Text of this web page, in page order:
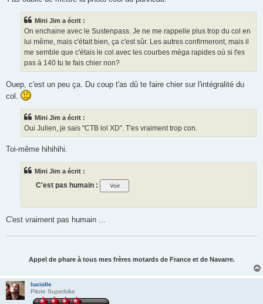
Mini Jim a écrit :
On enchaine avec le Sustenpass. Je ne me rappelle plus trop du col en
lui même, mais c'était bien, ça c'est sûr. Les autres confirmeront, mais il
me semble que c'étais le col avec les courbes méga rapides où si t'es
pas à 140 tu te fais chier non?
Ouep, c'est un peu ça. Du coup t'as dû te faire chier sur l'intégralité du
col.
Mini Jim a écrit :
Oui Julien, je sais "CTB lol XD". T'es vraiment trop con.
Toi-même hihihihi.
Mini Jim a écrit :
C'est pas humain :
C'est vraiment pas humain ...
Appel de phare à tous mes frères motards de France et de Navarre.
luciolle
Pilote Superbike